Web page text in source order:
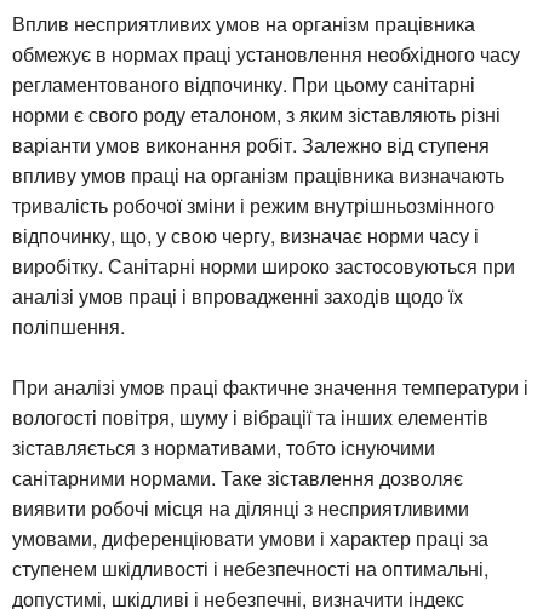
Вплив несприятливих умов на організм працівника
обмежує в нормах праці установлення необхідного часу
регламентованого відпочинку. При цьому санітарні
норми є свого роду еталоном, з яким зіставляють різні
варіанти умов виконання робіт. Залежно від ступеня
впливу умов праці на організм працівника визначають
тривалість робочої зміни і режим внутрішньозмінного
відпочинку, що, у свою чергу, визначає норми часу і
виробітку. Санітарні норми широко застосовуються при
аналізі умов праці і впровадженні заходів щодо їх
поліпшення.
При аналізі умов праці фактичне значення температури і
вологості повітря, шуму і вібрації та інших елементів
зіставляється з нормативами, тобто існуючими
санітарними нормами. Таке зіставлення дозволяє
виявити робочі місця на ділянці з несприятливими
умовами, диференціювати умови і характер праці за
ступенем шкідливості і небезпечності на оптимальні,
допустимі, шкідливі і небезпечні, визначити індекс